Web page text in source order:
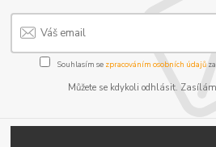
Souhlasím se zpracováním osobních údajůza
Můžete se kdykoli odhlásit.